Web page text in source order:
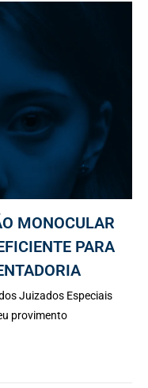
MONOCULAR
PARA
Juizados Especiais
provimento